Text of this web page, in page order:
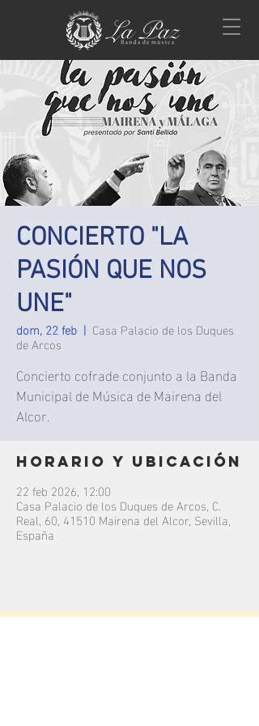
CONCIERTO "LA
PASIÓN QUE NOS
UNE"
dom, 22 feb
  |
Casa Palacio de los Duques
de Arcos
Concierto cofrade conjunto a la Banda
Municipal de Música de Mairena del
Alcor.
Horario y ubicación
22 feb 2026, 12:00
Casa Palacio de los Duques de Arcos, C.
Real, 60, 41510 Mairena del Alcor, Sevilla,
España